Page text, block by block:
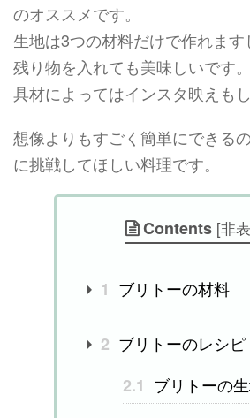
のオススメです。
生地は3つの材料だけで作れま
残り物を入れても美味しいです。
具材によってはインスタ映えもし
想像よりもすごく簡単にできる
に挑戦してほしい料理です。
Contents [非
1 ブリトーの材料
2 ブリトーのレシピ
2.1 ブリトーの